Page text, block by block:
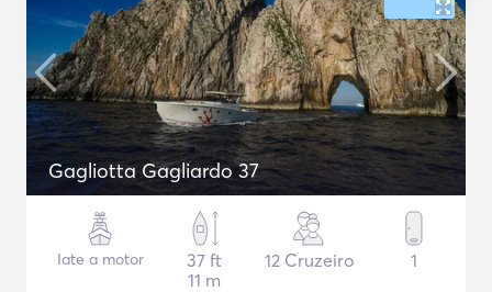
Gagliotta Gagliardo 37
Iate a motor
37 ft
11 m
12 Cruzeiro 1